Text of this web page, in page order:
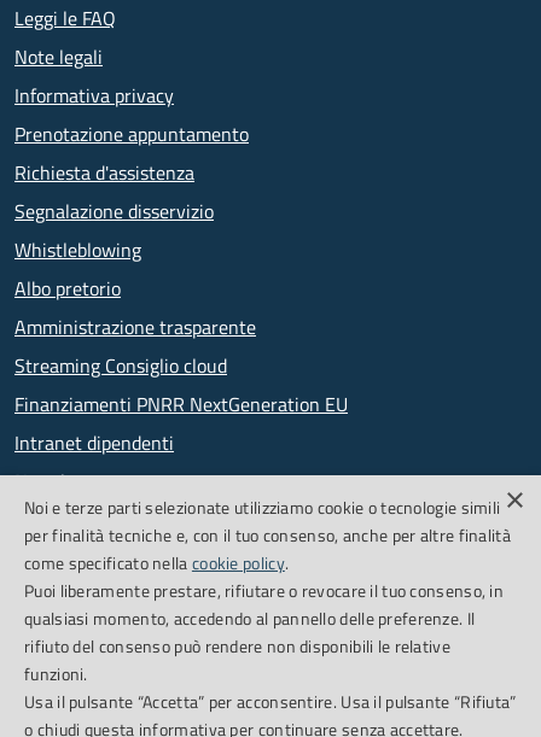
Leggi le FAQ
Note legali
Informativa privacy
Prenotazione appuntamento
Richiesta d'assistenza
Segnalazione disservizio
Whistleblowing
Albo pretorio
Amministrazione trasparente
Streaming Consiglio cloud
Finanziamenti PNRR NextGeneration EU
Intranet dipendenti
Newsletter
PagoPA
SEGUICI SU
FacebookFeed RSS
×
Noi e terze parti selezionate utilizziamo cookie o tecnologie simili
per finalità tecniche e, con il tuo consenso, anche per altre finalità
come specificato nellacookie policy.
Puoi liberamente prestare, rifiutare o revocare il tuo consenso, in
qualsiasi momento, accedendo al pannello delle preferenze. Il
rifiuto del consenso può rendere non disponibili le relative
funzioni.
Usa il pulsante “Accetta” per acconsentire. Usa il pulsante “Rifiuta”
o chiudi questa informativa per continuare senza accettare.